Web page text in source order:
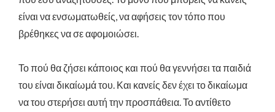
είναι να ενσωματωθείς, να αφήσεις τον τόπο που
βρέθηκες να σε αφομοιώσει.
Το πού θα ζήσει κάποιος και πού θα γεννήσει τα παιδιά
του είναι δικαίωμά του. Και κανείς δεν έχει το δικαίωμα
να του στερήσει αυτή την προσπάθεια. Το αντίθετο